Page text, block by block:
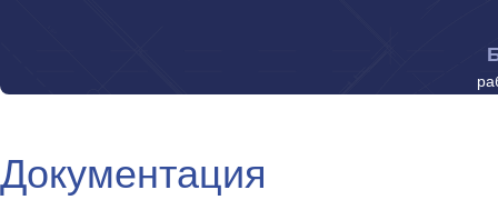
Документация